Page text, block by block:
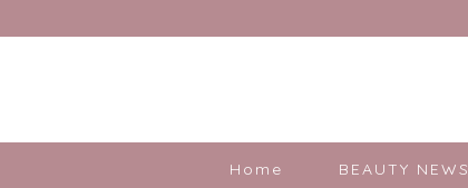
Home BEAUTY NEWS